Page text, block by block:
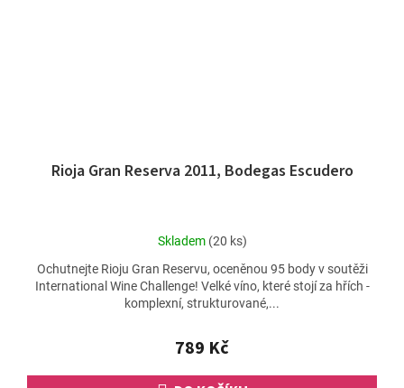
Rioja Gran Reserva 2011, Bodegas Escudero
Průměrné
produktu
je
5,0
5
hvězdiček.
Skladem (20 ks)
789 Kč
Ochutnejte Rioju Gran Reservu, oceněnou 95 body v soutěži
International Wine Challenge! Velké víno, které stojí za hřích -
komplexní, strukturované,...